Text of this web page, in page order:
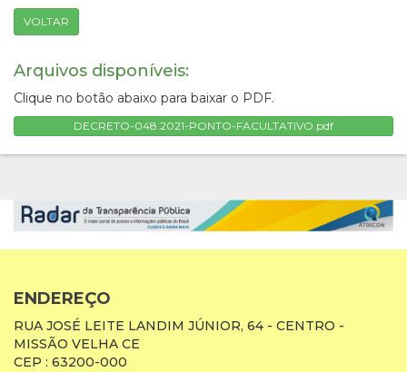
VOLTAR
Arquivos disponíveis:
Clique no botão abaixo para baixar o PDF.
DECRETO-048.2021-PONTO-FACULTATIVO.pdf
ENDEREÇO
RUA JOSÉ LEITE LANDIM JÚNIOR, 64 - CENTRO -
MISSÃO VELHA CE
CEP : 63200-000